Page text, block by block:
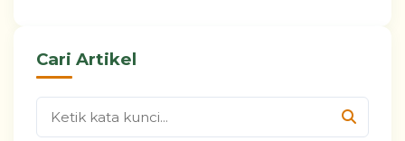
Cari Artikel